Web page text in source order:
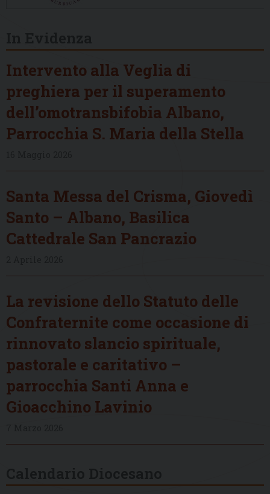
Intervento alla Veglia di
preghiera per il superamento
dell’omotransbifobia Albano,
Parrocchia S. Maria della Stella
Santa Messa del Crisma, Giovedì
Santo – Albano, Basilica
Cattedrale San Pancrazio
La revisione dello Statuto delle
Confraternite come occasione di
rinnovato slancio spirituale,
pastorale e caritativo –
parrocchia Santi Anna e
Gioacchino Lavinio